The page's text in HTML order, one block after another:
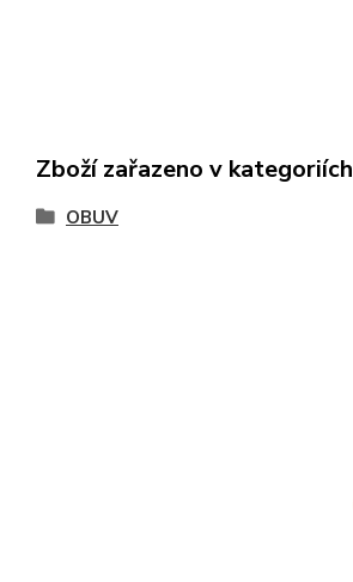
Zboží zařazeno v kategoriích
OBUV